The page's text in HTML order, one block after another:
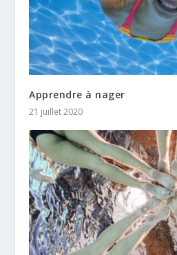
Apprendre à nager
21 juillet 2020